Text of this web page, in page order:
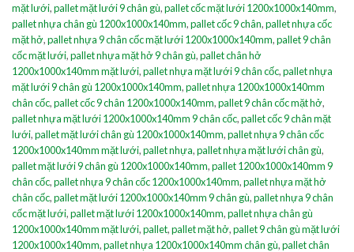
mặt lưới,pallet mặt lưới 9 chân gù,pallet cốc mặt lưới 1200x1000x140mm,
pallet nhựa chân gù 1200x1000x140mm,pallet cốc 9 chân,pallet nhựa cốc
mặt hở,pallet nhựa 9 chân cốc mặt lưới 1200x1000x140mm,pallet 9 chân
cốc mặt lưới,pallet nhựa mặt hở 9 chân gù,pallet chân hở
1200x1000x140mm mặt lưới,pallet nhựa mặt lưới 9 chân cốc,pallet nhựa
mặt lưới 9 chân gù 1200x1000x140mm,pallet nhựa 1200x1000x140mm
chân cốc,pallet cốc 9 chân 1200x1000x140mm,pallet 9 chân cốc mặt hở,
pallet nhựa mặt lưới 1200x1000x140mm 9 chân cốc,pallet cốc 9 chân mặt
lưới,pallet mặt lưới chân gù 1200x1000x140mm,pallet nhựa 9 chân cốc
1200x1000x140mm mặt lưới,pallet nhựa,pallet nhựa mặt lưới chân gù,
pallet mặt lưới 9 chân gù 1200x1000x140mm,pallet 1200x1000x140mm 9
chân cốc,pallet nhựa 9 chân cốc 1200x1000x140mm,pallet nhựa mặt hở
chân cốc,pallet mặt lưới 1200x1000x140mm 9 chân gù,pallet nhựa 9 chân
cốc mặt lưới,pallet mặt lưới 1200x1000x140mm,pallet nhựa chân gù
1200x1000x140mm mặt lưới,pallet,pallet mặt hở,pallet 9 chân gù mặt lưới
1200x1000x140mm,pallet nhựa 1200x1000x140mm chân gù,pallet chân